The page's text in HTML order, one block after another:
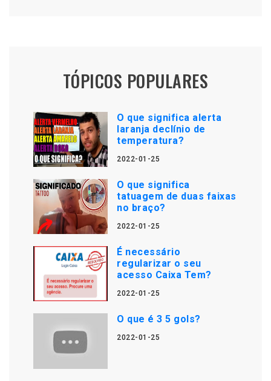
TÓPICOS POPULARES
O que significa alerta
laranja declínio de
temperatura?
2022-01-25
O que significa
tatuagem de duas faixas
no braço?
2022-01-25
É necessário
regularizar o seu
acesso Caixa Tem?
2022-01-25
O que é 3 5 gols?
2022-01-25